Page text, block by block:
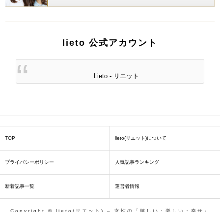
lieto 公式アカウント
Lieto - リエット
TOP lieto(リエット)について
プライバシーポリシー 人気記事ランキング
新着記事一覧 運営者情報
Copyright © lieto(リエット) – 女性の「嬉しい・楽しい・幸せ」